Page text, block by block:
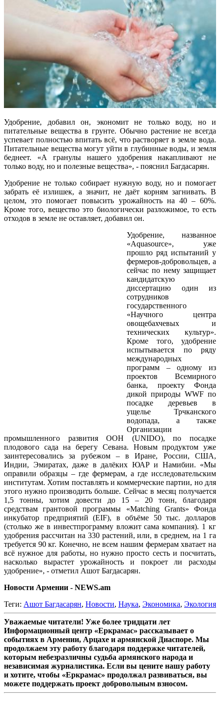
Удобрение, добавил он, экономит не только воду, но и
питательные вещества в грунте. Обычно растение не всегда
успевает полностью впитать всё, что растворяет в земле вода.
Питательные вещества могут уйти в глубинные воды, и земля
беднеет. «А гранулы нашего удобрения накапливают не
только воду, но и полезные вещества», - пояснил Багдасарян.
Удобрение не только собирает нужную воду, но и помогает
забрать её излишек, а значит, не даёт корням загнивать. В
целом, это помогает повысить урожайность на 40 – 60%.
Кроме того, вещество это биологически разложимое, то есть
отходов в земле не оставляет, добавил он.
Удобрение, названное
«Aquasource», уже
прошло ряд испытаний у
фермеров-добровольцев, а
сейчас по нему защищает
кандидатскую
диссертацию один из
сотрудников
государственного
«Научного центра
овощебахчевых и
технических культур».
Кроме того, удобрение
испытывается по ряду
международных
программ – одному из
проектов Всемирного
банка, проекту Фонда
дикой природы WWF по
посадке деревьев в
ущелье Трчканского
водопада, а также
Организации
промышленного развития ООН (UNIDO), по посадке
плодового сада на берегу Севана. Новым продуктом уже
заинтересовались за рубежом – в Иране, России, США,
Индии, Эмиратах, даже в далёких ЮАР и Намибии. «Мы
оправили образцы – где фермерам, а где исследовательским
институтам. Хотим поставлять и коммерческие партии, но для
этого нужно производить больше. Сейчас в месяц получается
1,5 тонны, хотим довести до 15 – 20 тонн, благодаря
средствам грантовой программы «Matching Grants» Фонда
инкубатор предприятий (EIF), в объёме 50 тыс. долларов
(столько же в инвестпрограмму вложит сама компания). 1 кг
удобрения рассчитан на 330 растений, или, в среднем, на 1 га
требуется 90 кг. Конечно, не всем нашим фермерам хватает на
всё нужное для работы, но нужно просто сесть и посчитать,
насколько вырастет урожайность и покроет ли расходы
удобрение», - отметил Ашот Багдасарян.
Новости Армении - NEWS.am
Теги: Ашот Багдасарян, Новости, Наука, Экономика, Экология
Уважаемые читатели! Уже более тридцати лет
Информационный центр «Еркрамас» рассказывает о
событиях в Армении, Арцахе и армянской Диаспоре. Мы
продолжаем эту работу благодаря поддержке читателей,
которым небезразличны судьба армянского народа и
независимая журналистика. Если вы цените нашу работу
и хотите, чтобы «Еркрамас» продолжал развиваться, вы
можете поддержать проект добровольным взносом.